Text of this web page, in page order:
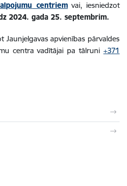
centriemvai, iesniedzot
2024. gada 25. septembrim.
Jaunjelgavas apvienības pārvaldes
centra vadītājai pa tālruni +371